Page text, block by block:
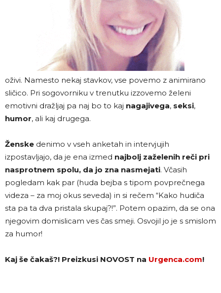
oživi. Namesto nekaj stavkov, vse povemo z animirano
sličico. Pri sogovorniku v trenutku izzovemo želeni
emotivni dražljaj pa naj bo to kaj nagajivega, seksi,
humor, ali kaj drugega.
Ženske denimo v vseh anketah in intervjujih
izpostavljajo, da je ena izmed najbolj zaželenih reči pri
nasprotnem spolu, da jo zna nasmejati. Včasih
pogledam kak par (huda bejba s tipom povprečnega
videza – za moj okus seveda) in si rečem “Kako hudiča
sta pa ta dva pristala skupaj?!”. Potem opazim, da se ona
njegovim domislicam ves čas smeji. Osvojil jo je s smislom
za humor!
Kaj še čakaš?! Preizkusi NOVOST na Urgenca.com!